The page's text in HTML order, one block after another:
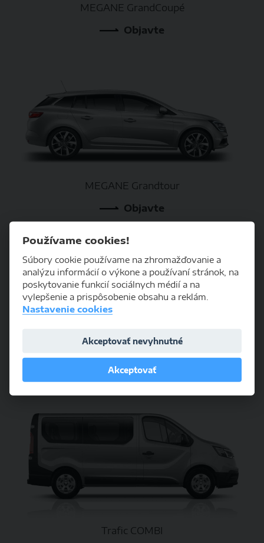
MEGANE GrandCoupé
Objavte
MEGANE Grandtour
Objavte
Objavte
Trafic COMBI
Používame cookies!
Súbory cookie používame na zhromažďovanie a
analýzu informácií o výkone a používaní stránok, na
poskytovanie funkcií sociálnych médií a na
vylepšenie a prispôsobenie obsahu a reklám.
Nastavenie cookies
Akceptovať nevyhnutné
Akceptovať